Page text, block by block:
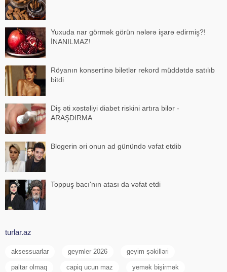
Yuxuda nar görmək görün nələrə işarə edirmiş?!
İNANILMAZ!
Röyanın konsertinə biletlər rekord müddətdə satılıb
bitdi
Diş əti xəstəliyi diabet riskini artıra bilər -
ARAŞDIRMA
Blogerin əri onun ad günündə vəfat etdib
Toppuş bacı'nın atası da vəfat etdi
turlar.az
aksessuarlar geymler 2026 geyim şəkilləri
paltar olmaq capiq ucun maz yemək bişirmək